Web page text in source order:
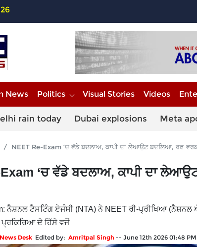
News Politics Visual Stories Videos
rain today Dubai explosions Meta
NEET Re-Exam ‘ਚ ਵੱਡੇ ਬਦਲਾਅ, ਕਾਪੀ ਦਾ ਲੇਆਉਟ ਬਦਲਿਆ, ਰਫ਼
Exam ‘ਚ ਵੱਡੇ ਬਦਲਾਅ, ਕਾਪੀ ਦਾ
ਨੈਸ਼ਨਲ ਟੈਸਟਿੰਗ ਏਜੰਸੀ (NTA) ਨੇ NEET ਰੀ-ਪ੍ਰੀਖਿਆ
ਦੇ ਹਿੱਸੇ ਵਜੋਂ
Desk Edited by: Amritpal Singh -- June 12th 2026 01:48 PM